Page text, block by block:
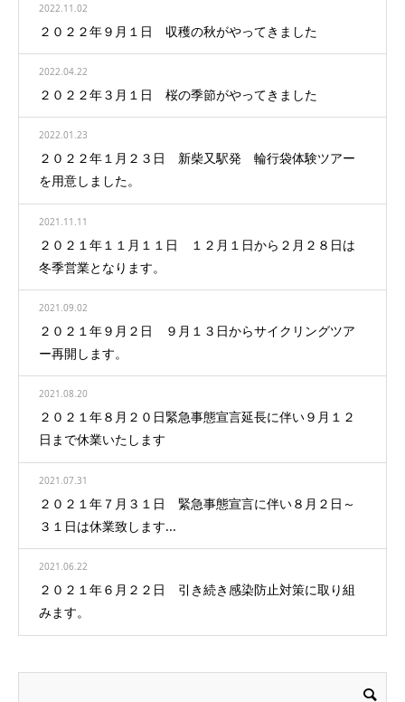
2022.11.02
２０２２年９月１日 収穫の秋がやってきました
2022.04.22
２０２２年３月１日 桜の季節がやってきました
2022.01.23
２０２２年１月２３日 新柴又駅発 輪行袋体験ツアー
を用意しました。
2021.11.11
２０２１年１１月１１日 １２月１日から２月２８日は
冬季営業となります。
2021.09.02
２０２１年９月２日 ９月１３日からサイクリングツア
ー再開します。
2021.08.20
２０２１年８月２０日緊急事態宣言延長に伴い９月１２
日まで休業いたします
2021.07.31
２０２１年７月３１日 緊急事態宣言に伴い８月２日～
３１日は休業致します...
2021.06.22
２０２１年６月２２日 引き続き感染防止対策に取り組
みます。